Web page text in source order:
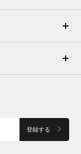
登録する